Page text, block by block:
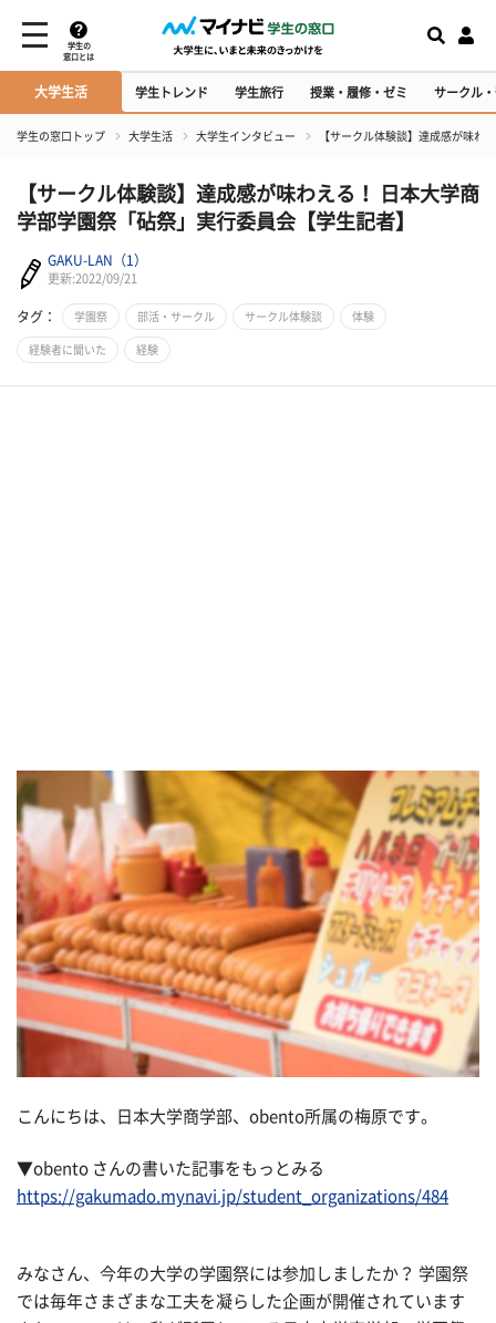
学生の
窓口とは
大学生活 学生トレンド 学生旅行 授業・履修・ゼミ サークル
学生の窓口トップ 大学生活 大学生インタビュー 【サークル体験談】達成感が味わ
【サークル体験談】達成感が味わえる！ 日本大学商
学部学園祭「砧祭」実行委員会【学生記者】
GAKU-LAN（1）
更新:2022/09/21
タグ： 学園祭 部活・サークル サークル体験談 体験
経験者に聞いた 経験
こんにちは、日本大学商学部、obento所属の梅原です。
▼obento さんの書いた記事をもっとみる
https://gakumado.mynavi.jp/student_organizations/484
みなさん、今年の大学の学園祭には参加しましたか？ 学園祭
では毎年さまざまな工夫を凝らした企画が開催されています